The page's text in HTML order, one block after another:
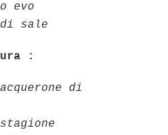
evo
sale
:
di